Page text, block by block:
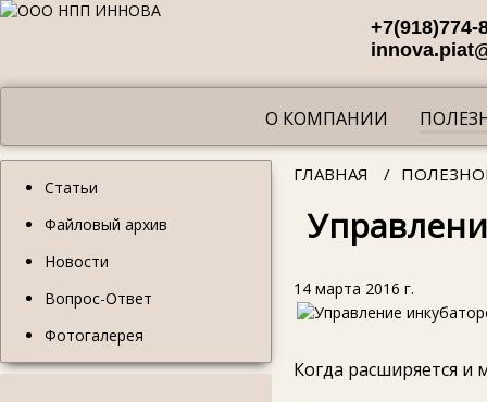
+7(918)774-
О КОМПАНИИ
Статьи
Файловый архив
Новости
Вопрос-Ответ
Фотогалерея
ГЛАВНАЯ /
14 марта 2016 г.
Когда расширяется и